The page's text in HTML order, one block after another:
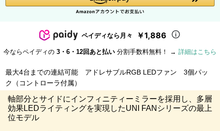
ペイディなら月々 ￥1,886
今ならペイディの 3・6・12回あと払い 分割手数料無料！ → 詳細はこちら
最大4台までの連結可能 アドレサブルRGB LEDファン 3個パッ
ク（コントローラ付属）
軸部分とサイドにインフィニティーミラーを採用し、多層
効果LEDライティングを実現したUNI FANシリーズの最上
位モデル